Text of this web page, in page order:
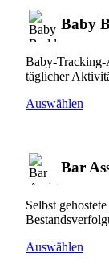
Baby
Baby-Tracking-
täglicher
Auswählen
Bar
Selbst
Auswählen